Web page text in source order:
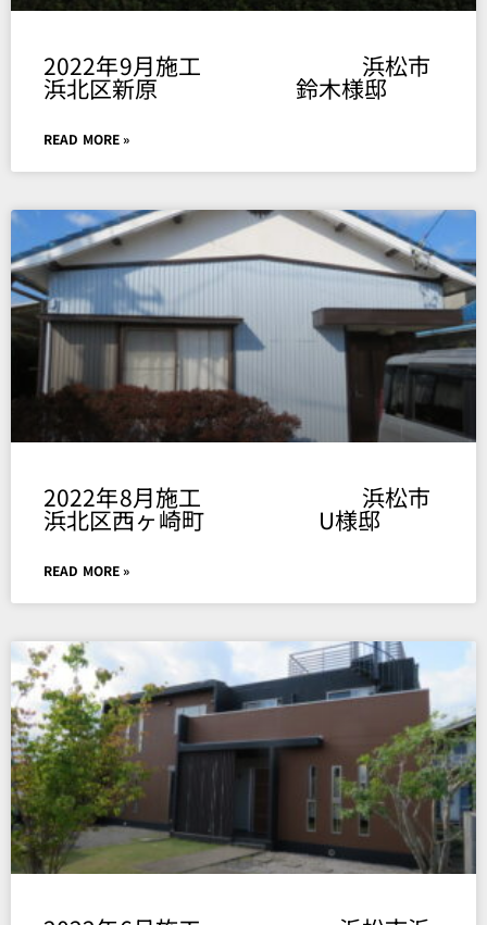
2022年9月施工 浜松市
浜北区新原 鈴木様邸
READ MORE »
2022年8月施工 浜松市
浜北区西ヶ崎町 U様邸
READ MORE »